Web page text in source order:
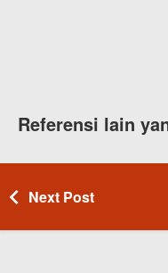
Referensi lain
Next Post